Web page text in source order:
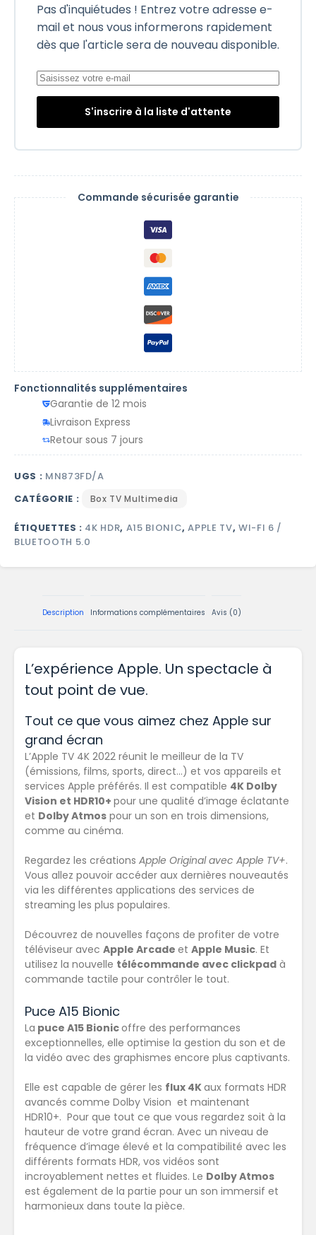
Pas d'inquiétudes ! Entrez votre adresse e-
mail et nous vous informerons rapidement
dès que l'article sera de nouveau disponible.
S'inscrire à la liste d'attente
Commande sécurisée garantie
Fonctionnalités supplémentaires
Garantie de 12 mois
Livraison Express
Retour sous 7 jours
UGS : MN873FD/A
CATÉGORIE :
Box TV Multimedia
ÉTIQUETTES : 4K HDR, A15 BIONIC,APPLE TV, WI-FI 6 /
BLUETOOTH 5.0
Description Informations complémentaires Avis (0)
L’expérience Apple. Un spectacle à
tout point de vue.
Tout ce que vous aimez chez Apple sur
grand écran
L’Apple TV 4K 2022 réunit le meilleur de la TV
(émissions, films, sports, direct…) et vos appareils et
services Apple préférés. Il est compatible 4K Dolby
Vision et HDR10+ pour une qualité d’image éclatante
et Dolby Atmos pour un son en trois dimensions,
comme au cinéma.
Regardez les créations Apple Original avec Apple TV+.
Vous allez pouvoir accéder aux dernières nouveautés
via les différentes applications des services de
streaming les plus populaires.
Découvrez de nouvelles façons de profiter de votre
téléviseur avec Apple Arcade et Apple Music. Et
utilisez la nouvelle télécommande avec clickpad à
commande tactile pour contrôler le tout.
Puce A15 Bionic
La puce A15 Bionicoffre des performances
exceptionnelles, elle optimise la gestion du son et de
la vidéo avec des graphismes encore plus captivants.
Elle est capable de gérer les flux 4Kaux formats HDR
avancés comme Dolby Vision et maintenant
HDR10+. Pour que tout ce que vous regardez soit à la
hauteur de votre grand écran. Avec un niveau de
fréquence d’image élevé et la compatibilité avec les
différents formats HDR, vos vidéos sont
incroyablement nettes et fluides. Le Dolby Atmos
est également de la partie pour un son immersif et
harmonieux dans toute la pièce.